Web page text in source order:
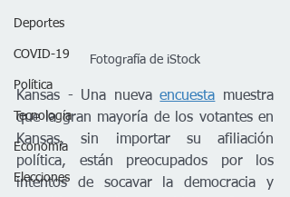
Deportes
COVID-19
Política
Tecnología
Economía
Elecciones
Fotografía de iStock
Kansas - Una nueva encuesta muestra
que la gran mayoría de los votantes en
Kansas, sin importar su afiliación
política, están preocupados por los
intentos de socavar la democracia y